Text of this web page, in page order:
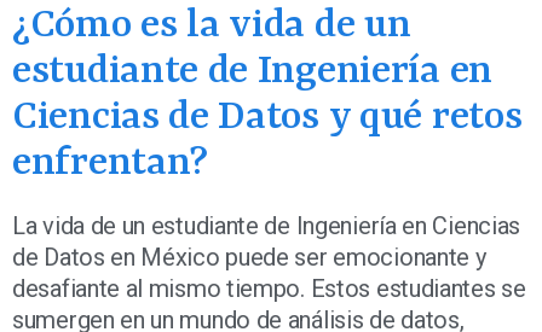
¿Cómo es la vida de un
estudiante de Ingeniería en
Ciencias de Datos y qué retos
enfrentan?
La vida de un estudiante de Ingeniería en Ciencias
de Datos en México puede ser emocionante y
desafiante al mismo tiempo. Estos estudiantes se
sumergen en un mundo de análisis de datos,